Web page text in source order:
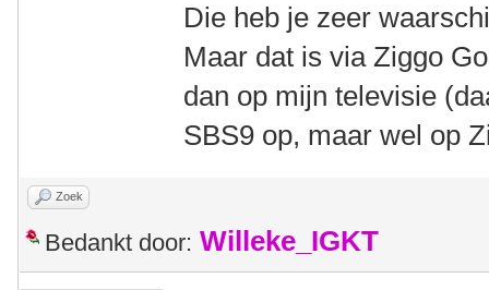
Die heb je zeer
Maar dat is via Ziggo
dan op mijn televisie
SBS9 op, maar wel op
Zoek
Bedankt door: Willeke_IGKT